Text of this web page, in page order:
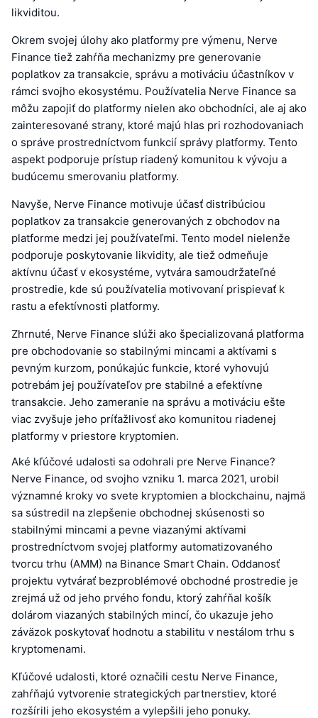
likviditou.
Okrem svojej úlohy ako platformy pre výmenu, Nerve
Finance tiež zahŕňa mechanizmy pre generovanie
poplatkov za transakcie, správu a motiváciu účastníkov v
rámci svojho ekosystému. Používatelia Nerve Finance sa
môžu zapojiť do platformy nielen ako obchodníci, ale aj ako
zainteresované strany, ktoré majú hlas pri rozhodovaniach
o správe prostredníctvom funkcií správy platformy. Tento
aspekt podporuje prístup riadený komunitou k vývoju a
budúcemu smerovaniu platformy.
Navyše, Nerve Finance motivuje účasť distribúciou
poplatkov za transakcie generovaných z obchodov na
platforme medzi jej používateľmi. Tento model nielenže
podporuje poskytovanie likvidity, ale tiež odmeňuje
aktívnu účasť v ekosystéme, vytvára samoudržateľné
prostredie, kde sú používatelia motivovaní prispievať k
rastu a efektívnosti platformy.
Zhrnuté, Nerve Finance slúži ako špecializovaná platforma
pre obchodovanie so stabilnými mincami a aktívami s
pevným kurzom, ponúkajúc funkcie, ktoré vyhovujú
potrebám jej používateľov pre stabilné a efektívne
transakcie. Jeho zameranie na správu a motiváciu ešte
viac zvyšuje jeho príťažlivosť ako komunitou riadenej
platformy v priestore kryptomien.
Aké kľúčové udalosti sa odohrali pre Nerve Finance?
Nerve Finance, od svojho vzniku 1. marca 2021, urobil
významné kroky vo svete kryptomien a blockchainu, najmä
sa sústredil na zlepšenie obchodnej skúsenosti so
stabilnými mincami a pevne viazanými aktívami
prostredníctvom svojej platformy automatizovaného
tvorcu trhu (AMM) na Binance Smart Chain. Oddanosť
projektu vytvárať bezproblémové obchodné prostredie je
zrejmá už od jeho prvého fondu, ktorý zahŕňal košík
dolárom viazaných stabilných mincí, čo ukazuje jeho
záväzok poskytovať hodnotu a stabilitu v nestálom trhu s
kryptomenami.
Kľúčové udalosti, ktoré označili cestu Nerve Finance,
zahŕňajú vytvorenie strategických partnerstiev, ktoré
rozšírili jeho ekosystém a vylepšili jeho ponuky.